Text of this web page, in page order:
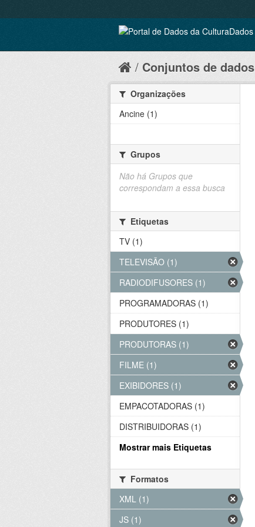
Conjuntos de dados
Organizações
Ancine (1)
Grupos
Não há Grupos que
correspondam a essa busca
Etiquetas
TV (1)
TELEVISÃO (1)
RADIODIFUSORES (1)
PROGRAMADORAS (1)
PRODUTORES (1)
PRODUTORAS (1)
FILME (1)
EXIBIDORES (1)
EMPACOTADORAS (1)
DISTRIBUIDORAS (1)
Mostrar mais Etiquetas
Formatos
XML (1)
JS (1)